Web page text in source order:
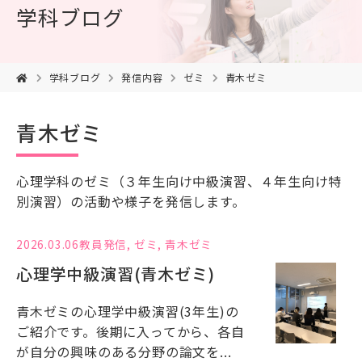
学科ブログ
学科ブログ 発信内容 ゼミ 青木ゼミ
青木ゼミ
心理学科のゼミ（３年生向け中級演習、４年生向け特
別演習）の活動や様子を発信します。
2026.03.06教員発信, ゼミ ,青木ゼミ
心理学中級演習(青木ゼミ)
青木ゼミの心理学中級演習(3年生)の
ご紹介です。後期に入ってから、各自
が自分の興味のある分野の論文を...